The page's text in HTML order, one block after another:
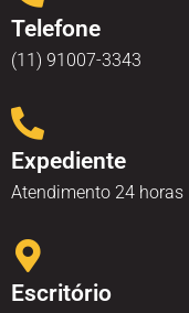
Telefone
(11) 91007-3343
Expediente
Atendimento 24 horas
Escritório